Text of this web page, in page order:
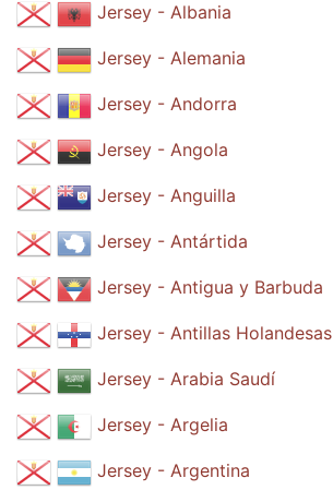
Jersey - Albania
Jersey - Alemania
Jersey - Andorra
Jersey - Angola
Jersey - Anguilla
Jersey - Antártida
Jersey - Antigua y Barbuda
Jersey - Antillas Holandesas
Jersey - Arabia Saudí
Jersey - Argelia
Jersey - Argentina